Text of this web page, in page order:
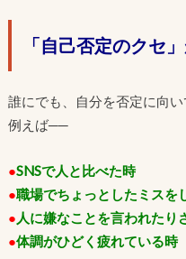
「自己否定のクセ
誰にでも、自分を否定に向い
例えば──
●SNSで人と比べた時
●職場でちょっとしたミスを
● 人に嫌なことを言われたり
●体調がひどく疲れている時